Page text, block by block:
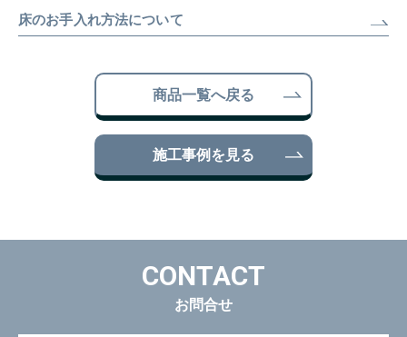
床のお手入れ方法について
商品一覧へ戻る
施工事例を見る
CONTACT
お問合せ